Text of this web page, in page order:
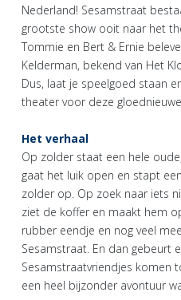
Nederland! Sesamstraat
grootste show ooit naar het
Tommie en Bert & Ernie
Kelderman, bekend van Het
Dus, laat je speelgoed staan
theater voor deze
Het verhaal
Op zolder staat een hele
gaat het luik open en stapt
zolder op. Op zoek naar iets
ziet de koffer en maakt hem
rubber eendje en nog veel
Sesamstraat. En dan gebeurt
Sesamstraatvriendjes komen
een heel bijzonder avontuur